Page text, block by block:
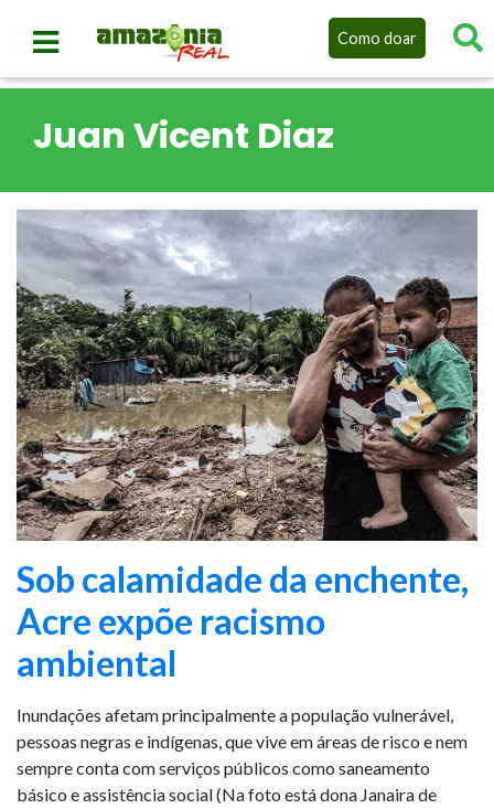
Como doar
Juan Vicent Diaz
Sob calamidade da enchente,
Acre expõe racismo
ambiental
Inundações afetam principalmente a população vulnerável,
pessoas negras e indígenas, que vive em áreas de risco e nem
sempre conta com serviços públicos como saneamento
básico e assistência social (Na foto está dona Janaira de